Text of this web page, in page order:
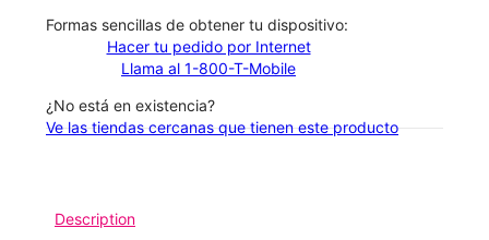
​​​​​​​Formas sencillas de obtener tu dispositivo:
Hacer tu pedido por Internet
Llama al 1-800-T-Mobile
¿No está en existencia?
Ve las tiendas cercanas que tienen este producto
Description